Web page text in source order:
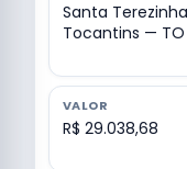
Santa
Tocantins — TO
VALOR
R$ 29.038,68